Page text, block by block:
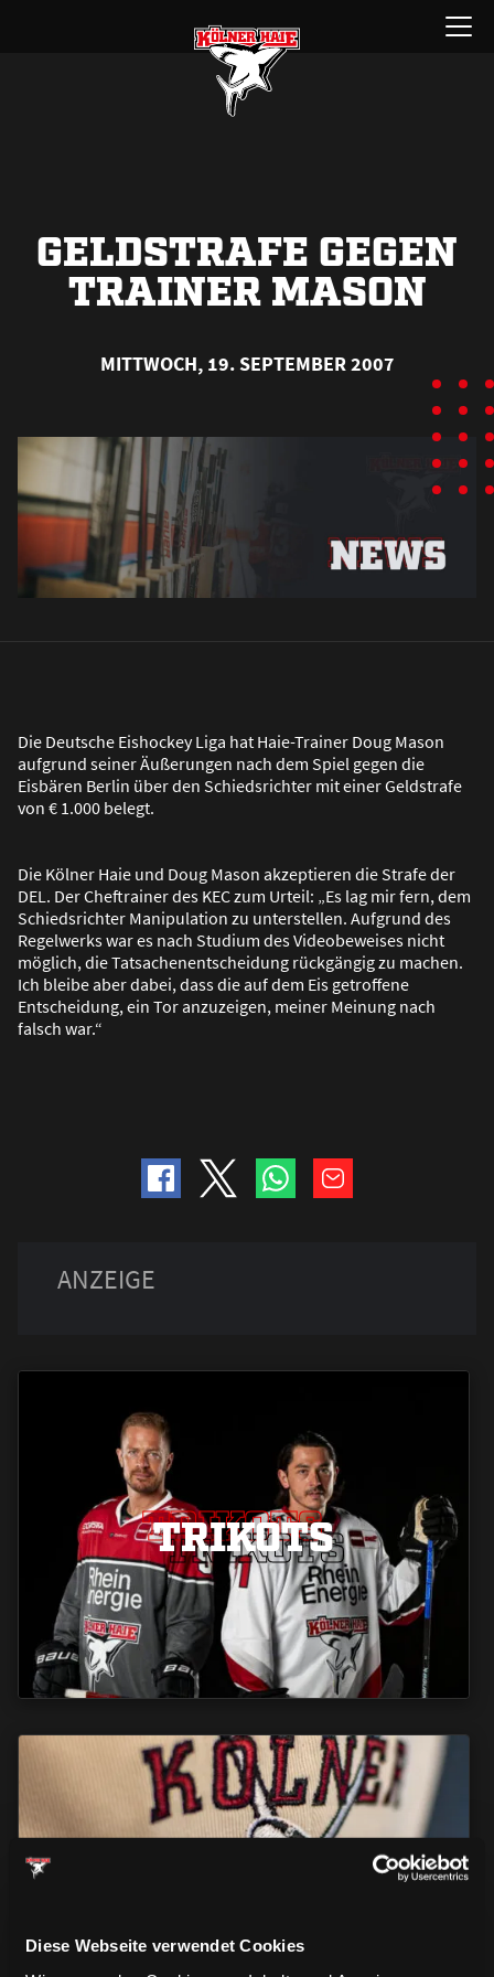
Diese Webseite verwendet Cookies
Menü
öffnen
GELDSTRAFE GEGEN
TRAINER MASON
MITTWOCH, 19. SEPTEMBER 2007
Die Deutsche Eishockey Liga hat Haie-Trainer Doug Mason
aufgrund seiner Äußerungen nach dem Spiel gegen die
Eisbären Berlin über den Schiedsrichter mit einer Geldstrafe
von € 1.000 belegt.
Die Kölner Haie und Doug Mason akzeptieren die Strafe der
DEL. Der Cheftrainer des KEC zum Urteil: „Es lag mir fern, dem
Schiedsrichter Manipulation zu unterstellen. Aufgrund des
Regelwerks war es nach Studium des Videobeweises nicht
möglich, die Tatsachenentscheidung rückgängig zu machen.
Ich bleibe aber dabei, dass die auf dem Eis getroffene
Entscheidung, ein Tor anzuzeigen, meiner Meinung nach
falsch war.“
TRIKOTS
TRIKOTS
TRIKOTS